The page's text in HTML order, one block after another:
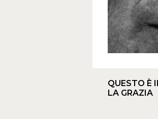
QUESTO È
LA GRAZIA